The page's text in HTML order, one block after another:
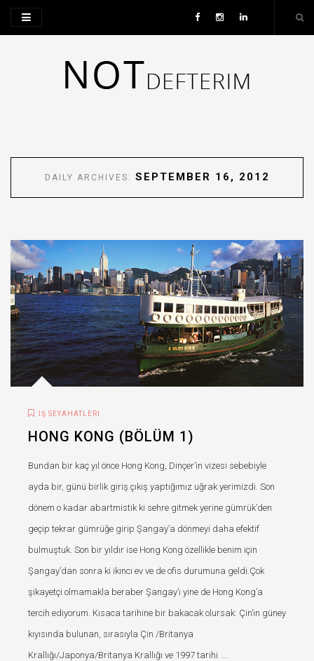
DAILY ARCHIVES: SEPTEMBER 16, 2012
İŞ SEYAHATLERI
HONG KONG (BÖLÜM 1)
Bundan bir kaç yıl önce Hong Kong, Dinçer’in vizesi sebebiyle
ayda bir, günü birlik giriş çıkış yaptığımız uğrak yerimizdi. Son
dönem o kadar abartmistik ki sehre gitmek yerine gümrük’den
geçip tekrar gümrüğe girip Şangay’a dönmeyi daha efektif
bulmuştuk. Son bir yıldır ise Hong Kong özellikle benim için
Şangay’dan sonra ki ikinci ev ve de ofis durumuna geldi.Çok
şikayetçi olmamakla beraber Şangay’ı yine de Hong Kong’a
tercih ediyorum. Kısaca tarihine bir bakacak olursak: Çin’in güney
kıyısında bulunan, sırasıyla Çin /Britanya
Krallığı/Japonya/Britanya Krallığı ve 1997 tarihi ...